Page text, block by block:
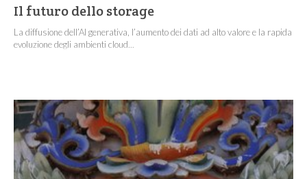
Il futuro dello storage
La diffusione dell’AI generativa, l’aumento dei dati ad alto valore e la rapida
evoluzione degli ambienti cloud...